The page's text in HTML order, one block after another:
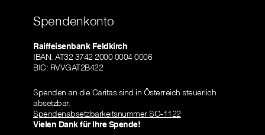
Spendenkonto
Raiffeisenbank Feldkirch
IBAN: AT32 3742 2000 0004 0006
BIC: RVVGAT2B422
Spenden an die Caritas sind in Österreich steuerlich
absetzbar.
Spendenabsetzbarkeitsnummer SO-1122
Vielen Dank für Ihre Spende!